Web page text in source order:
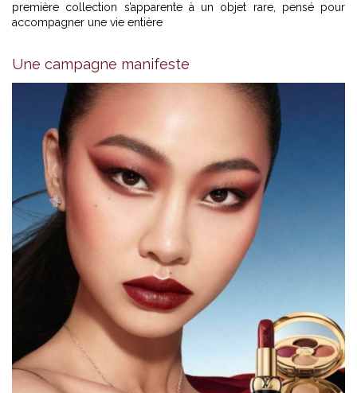
première collection s’apparente à un objet rare, pensé pour
accompagner une vie entière
Une campagne manifeste